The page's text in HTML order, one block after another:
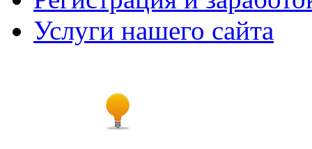
Услуги нашего сайта